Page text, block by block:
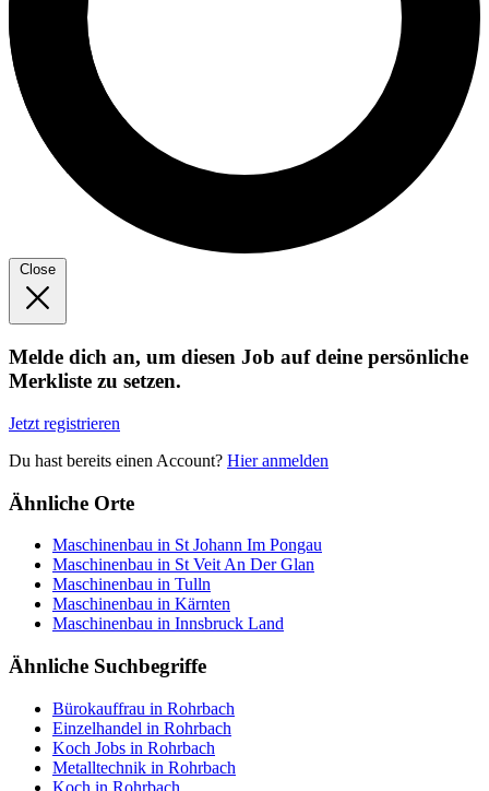
Close
Melde dich an, um diesen Job auf deine persönliche
Merkliste zu setzen.
Jetzt registrieren
Du hast bereits einen Account? Hier anmelden
Ähnliche Orte
Maschinenbau in St Johann Im Pongau
Maschinenbau in St Veit An Der Glan
Maschinenbau in Tulln
Maschinenbau in Kärnten
Maschinenbau in Innsbruck Land
Ähnliche Suchbegriffe
Bürokauffrau in Rohrbach
Einzelhandel in Rohrbach
Koch Jobs in Rohrbach
Metalltechnik in Rohrbach
Koch in Rohrbach